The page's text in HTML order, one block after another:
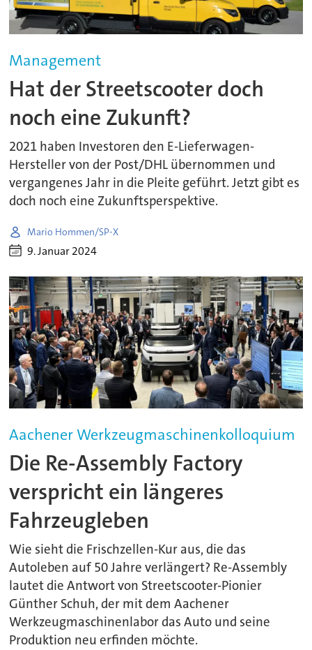
Management
Hat der Streetscooter doch
noch eine Zukunft?
2021 haben Investoren den E-Lieferwagen-
Hersteller von der Post/DHL übernommen und
vergangenes Jahr in die Pleite geführt. Jetzt gibt es
doch noch eine Zukunftsperspektive.
Mario Hommen/SP-X
9. Januar 2024
Aachener Werkzeugmaschinenkolloquium
Die Re-Assembly Factory
verspricht ein längeres
Fahrzeugleben
Wie sieht die Frischzellen-Kur aus, die das
Autoleben auf 50 Jahre verlängert? Re-Assembly
lautet die Antwort von Streetscooter-Pionier
Günther Schuh, der mit dem Aachener
Werkzeugmaschinenlabor das Auto und seine
Produktion neu erfinden möchte.